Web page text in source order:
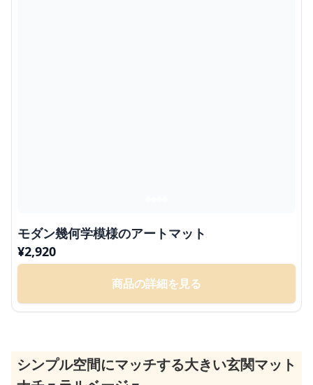
モダン幾何学模様のアートマット
¥2,920
商品の詳細を見る
シンプル空間にマッチする大きい玄関マット